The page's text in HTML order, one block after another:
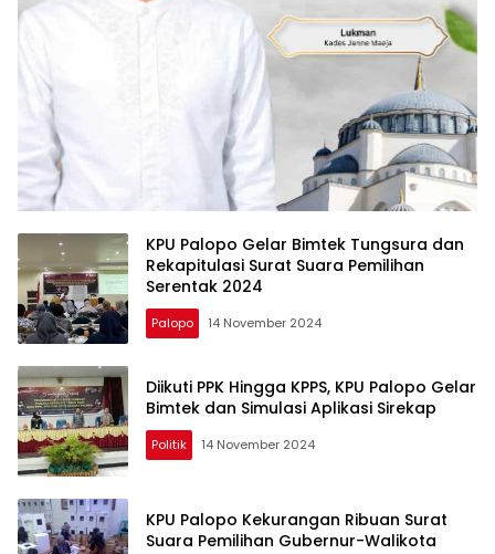
KPU Palopo Gelar Bimtek Tungsura dan
Rekapitulasi Surat Suara Pemilihan
Serentak 2024
Palopo 14 November 2024
Diikuti PPK Hingga KPPS, KPU Palopo Gelar
Bimtek dan Simulasi Aplikasi Sirekap
Politik 14 November 2024
KPU Palopo Kekurangan Ribuan Surat
Suara Pemilihan Gubernur-Walikota